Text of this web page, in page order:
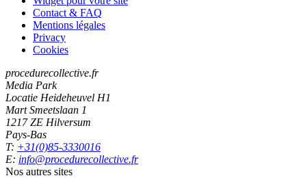
Contact & FAQ
Mentions légales
Privacy
Cookies
procedurecollective.fr
Media Park
Locatie Heideheuvel H1
Mart Smeetslaan 1
1217 ZE Hilversum
Pays-Bas
T: +31(0)85-3330016
E: info@procedurecollective.fr
Nos autres sites